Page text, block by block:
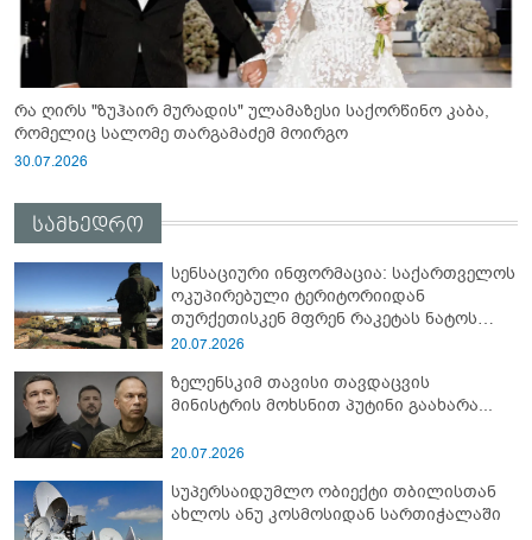
რა ღირს "ზუჰაირ მურადის" ულამაზესი საქორწინო კაბა,
რომელიც სალომე თარგამაძემ მოირგო
30.07.2026
სამხედრო
სენსაციური ინფორმაცია: საქართველოს
ოკუპირებული ტერიტორიიდან
თურქეთისკენ მფრენ რაკეტას ნატოს
სამიტი კინაღამ ჩაუშლია
20.07.2026
ზელენსკიმ თავისი თავდაცვის
მინისტრის მოხსნით პუტინი გაახარა...
20.07.2026
სუპერსაიდუმლო ობიექტი თბილისთან
ახლოს ანუ კოსმოსიდან სართიჭალაში